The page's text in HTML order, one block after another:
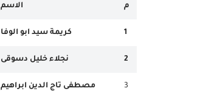
م الاسم
1 كريمة سيد ابو الوفا
2 نجلاء خليل دسوقى
3 مصطفى تاج الدين ابراهيم